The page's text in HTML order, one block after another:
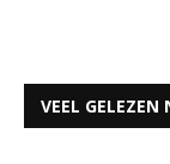
VEEL GELEZEN